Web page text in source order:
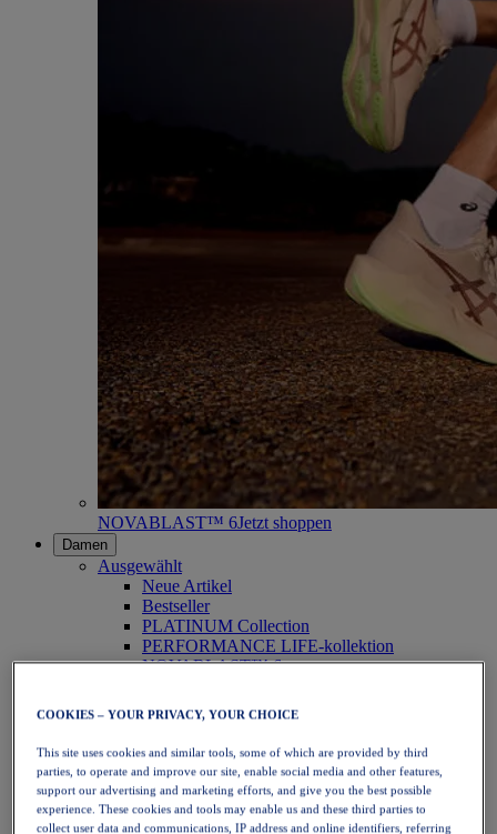
NOVABLAST™ 6Jetzt shoppen
Damen
Ausgewählt
Neue Artikel
Bestseller
PLATINUM Collection
PERFORMANCE LIFE-kollektion
NOVABLAST™ 6
Laufen
Trailrunning
Tennis
Volleyball
Handball
Padel
Korbball
COOKIES – YOUR PRIVACY, YOUR CHOICE
This site uses cookies and similar tools, some of which are provided by third
parties, to operate and improve our site, enable social media and other features,
support our advertising and marketing efforts, and give you the best possible
experience. These cookies and tools may enable us and these third parties to
collect user data and communications, IP address and online identifiers, referring